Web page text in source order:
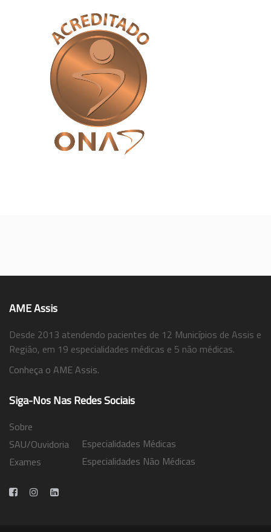
AME Assis
Desde 2013 atendendo pacientes de 12 Municípios de Assis e
Região, em 19 especialidades médicas e 5 não médicas.
Conheça o AME Assis.
Siga-Nos Nas Redes Sociais
Sobre
SAU/Ouvidoria
Exames
Especialidades Médicas
Especialidades Não Médicas